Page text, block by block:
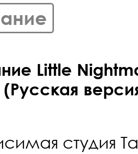
Little
(Русская
студия